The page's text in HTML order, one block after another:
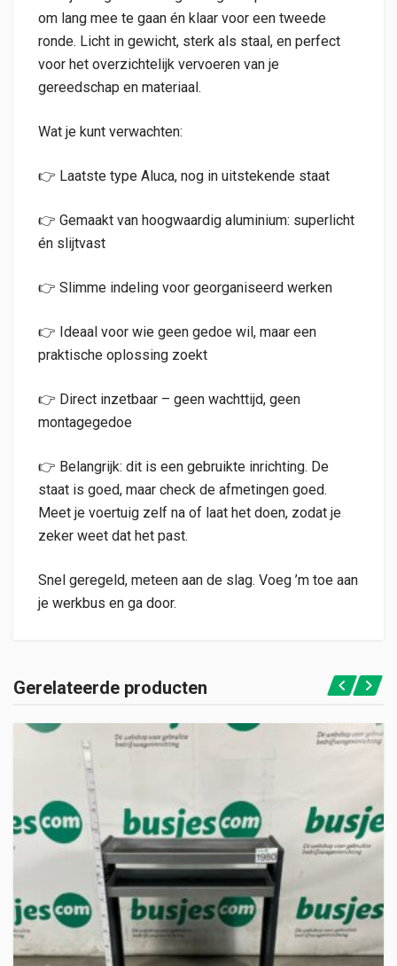
om lang mee te gaan én klaar voor een tweede
ronde. Licht in gewicht, sterk als staal, en perfect
voor het overzichtelijk vervoeren van je
gereedschap en materiaal.
Wat je kunt verwachten:
👉 Laatste type Aluca, nog in uitstekende staat
👉 Gemaakt van hoogwaardig aluminium: superlicht
én slijtvast
👉 Slimme indeling voor georganiseerd werken
👉 Ideaal voor wie geen gedoe wil, maar een
praktische oplossing zoekt
👉 Direct inzetbaar – geen wachttijd, geen
montagegedoe
👉 Belangrijk: dit is een gebruikte inrichting. De
staat is goed, maar check de afmetingen goed.
Meet je voertuig zelf na of laat het doen, zodat je
zeker weet dat het past.
Snel geregeld, meteen aan de slag. Voeg ’m toe aan
je werkbus en ga door.
Gerelateerde producten